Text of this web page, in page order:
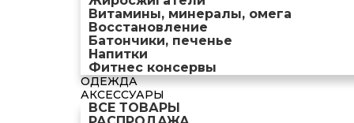
Витамины, минералы, омега
Восстановление
Батончики, печенье
Напитки
Фитнес консервы
ОДЕЖДА
АКСЕССУАРЫ
ВСЕ ТОВАРЫ